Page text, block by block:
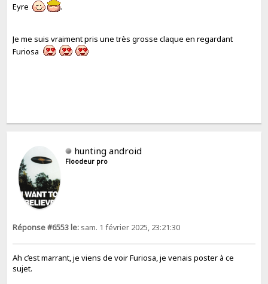
Eyre
.
Je me suis vraiment pris une très grosse claque en regardant
Furiosa
hunting android
Floodeur pro
Réponse #6553 le: sam. 1 février 2025, 23:21:30
Ah c’est marrant, je viens de voir Furiosa, je venais poster à ce
sujet.